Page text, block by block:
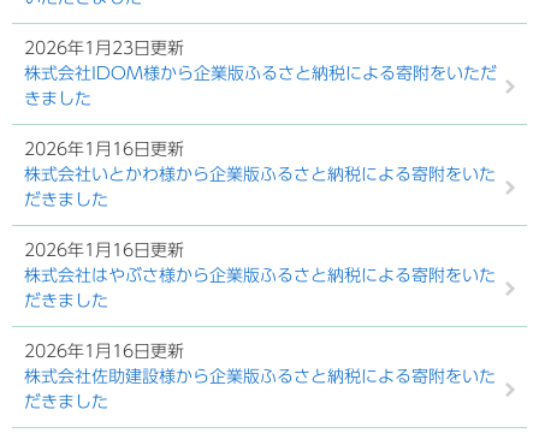
2026年1月23日更新
株式会社IDOM様から企業版ふるさと納税による寄附をいただ
きました
2026年1月16日更新
株式会社いとかわ様から企業版ふるさと納税による寄附をいた
だきました
2026年1月16日更新
株式会社はやぶさ様から企業版ふるさと納税による寄附をいた
だきました
2026年1月16日更新
株式会社佐助建設様から企業版ふるさと納税による寄附をいた
だきました